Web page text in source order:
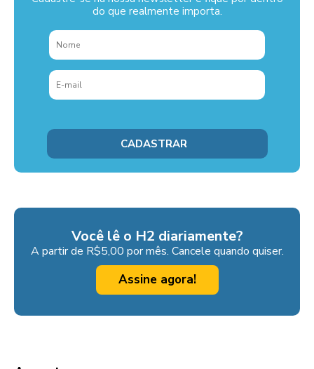
do que realmente importa.
Você lê o H2 diariamente?
A partir de R$5,00 por mês. Cancele quando quiser.
Assine agora!